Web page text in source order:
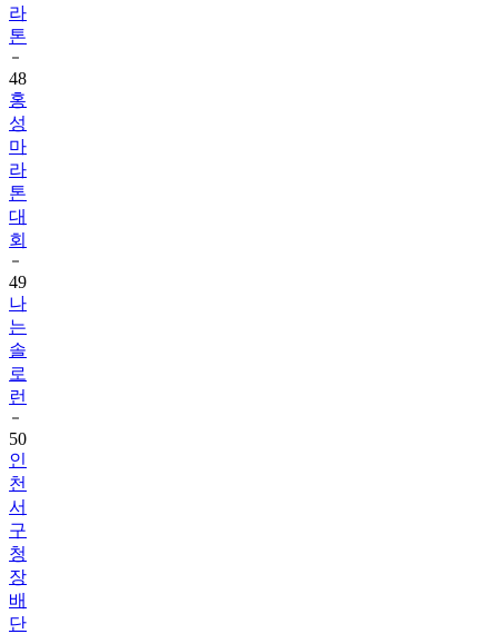
라
톤
48
홍
성
마
라
톤
대
회
49
나
는
솔
로
런
50
인
천
서
구
청
장
배
단